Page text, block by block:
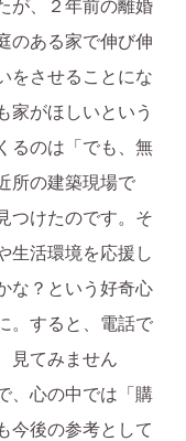
が、２年前の離婚
のある家で伸び伸
をさせることにな
家がほしいという
るのは「でも、無
所の建築現場で
つけたのです。そ
生活環境を応援し
な？という好奇心
。すると、電話で
見てみません
、心の中では「購
今後の参考として